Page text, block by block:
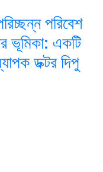
পরিবেশ
ভূমিকা: একটি
ডক্টর দিপু